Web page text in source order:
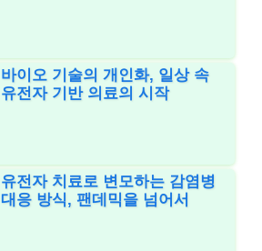
바이오 기술의 개인화, 일상 속
유전자 기반 의료의 시작
유전자 치료로 변모하는 감염병
대응 방식, 팬데믹을 넘어서